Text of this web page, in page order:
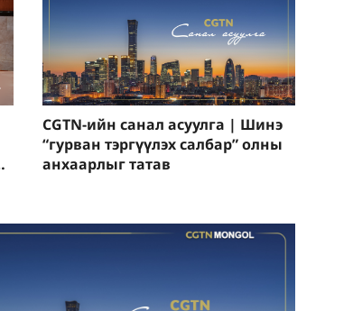
CGTN-ийн санал асуулга | Шинэ
“гурван тэргүүлэх салбар” олны
анхаарлыг татав